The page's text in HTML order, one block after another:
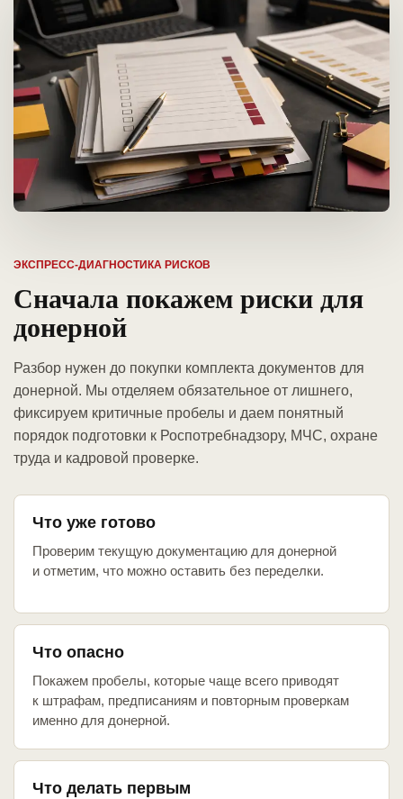
ЭКСПРЕСС-ДИАГНОСТИКА РИСКОВ
Сначала покажем риски для
донерной
Разбор нужен до покупки комплекта документов для
донерной. Мы отделяем обязательное от лишнего,
фиксируем критичные пробелы и даем понятный
порядок подготовки к Роспотребнадзору, МЧС, охране
труда и кадровой проверке.
Что уже готово
Проверим текущую документацию для донерной
и отметим, что можно оставить без переделки.
Что опасно
Покажем пробелы, которые чаще всего приводят
к штрафам, предписаниям и повторным проверкам
именно для донерной.
Что делать первым